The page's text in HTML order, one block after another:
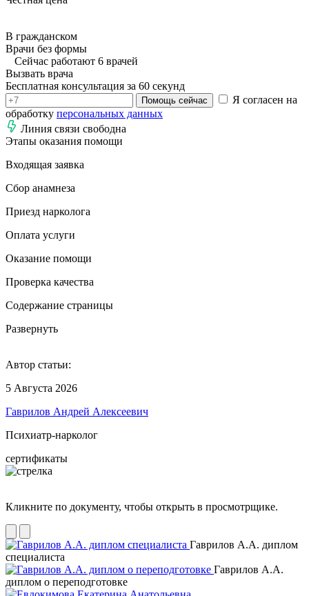
В гражданском
Врачи без формы
Сейчас работают 6 врачей
Вызвать врача
Бесплатная консультация за 60 секунд
Помощь сейчас
Я согласен на
обработку персональных данных
Линия связи свободна
Этапы оказания помощи
Входящая заявка
Сбор анамнеза
Приезд нарколога
Оплата услуги
Оказание помощи
Проверка качества
Содержание страницы
Развернуть
Автор статьи:
5 Августа 2026
Гаврилов Андрей Алексеевич
Психиатр-нарколог
сертификаты
Кликните по документу, чтобы открыть в просмотрщике.
Гаврилов А.А. диплом
специалиста
Гаврилов А.А.
диплом о переподготовке